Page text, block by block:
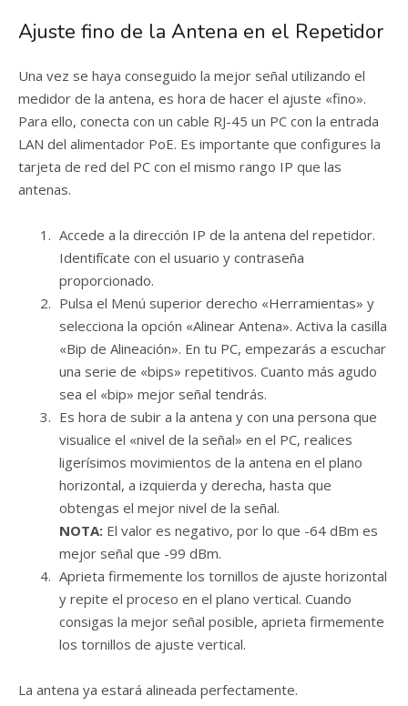
Ajuste fino de la Antena en el Repetidor
Una vez se haya conseguido la mejor señal utilizando el
medidor de la antena, es hora de hacer el ajuste «fino».
Para ello, conecta con un cable RJ-45 un PC con la entrada
LAN del alimentador PoE. Es importante que configures la
tarjeta de red del PC con el mismo rango IP que las
antenas.
Accede a la dirección IP de la antena del repetidor.
Identifícate con el usuario y contraseña
proporcionado.
Pulsa el Menú superior derecho «Herramientas» y
selecciona la opción «Alinear Antena». Activa la casilla
«Bip de Alineación». En tu PC, empezarás a escuchar
una serie de «bips» repetitivos. Cuanto más agudo
sea el «bip» mejor señal tendrás.
Es hora de subir a la antena y con una persona que
visualice el «nivel de la señal» en el PC, realices
ligerísimos movimientos de la antena en el plano
horizontal, a izquierda y derecha, hasta que
obtengas el mejor nivel de la señal.
NOTA: El valor es negativo, por lo que -64 dBm es
mejor señal que -99 dBm.
Aprieta firmemente los tornillos de ajuste horizontal
y repite el proceso en el plano vertical. Cuando
consigas la mejor señal posible, aprieta firmemente
los tornillos de ajuste vertical.
La antena ya estará alineada perfectamente.